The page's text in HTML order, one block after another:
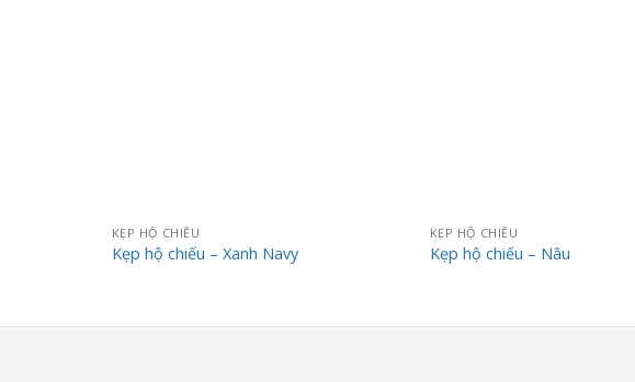
KẸP HỘ CHIẾU
Kẹp hộ chiếu – Xanh Navy
KẸP HỘ CHIẾU
Kẹp hộ chiếu – Nâu